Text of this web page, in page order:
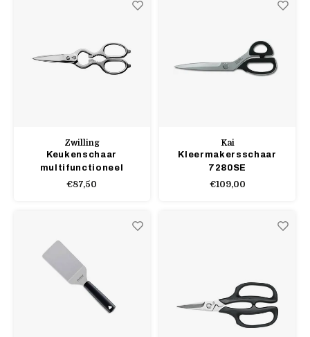
Zwilling
Keukenschaar
multifunctioneel
€87,50
Kai
Kleermakersschaar
7280SE
€109,00